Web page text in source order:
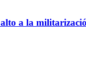
alto a la